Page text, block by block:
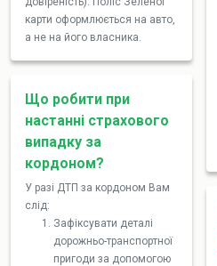
карти оформлюється на авто,
а не на його власника.
Що робити при
настанні страхового
випадку за
кордоном?
У разі ДТП за кордоном Вам
слід:
Зафіксувати деталі
дорожньо-транспортної
пригоди за допомогою